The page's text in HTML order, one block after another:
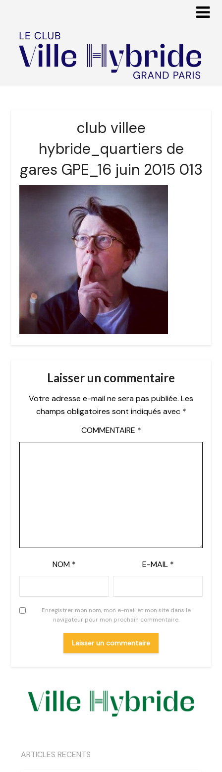
club villee
hybride_quartiers de
gares GPE_16 juin 2015 013
Laisser un commentaire
Votre adresse e-mail ne sera pas publiée. Les
champs obligatoires sont indiqués avec *
COMMENTAIRE *
NOM * E-MAIL *
Enregistrer mon nom, mon e-mail et mon site dans le
navigateur pour mon prochain commentaire.
ARTICLES RECENTS